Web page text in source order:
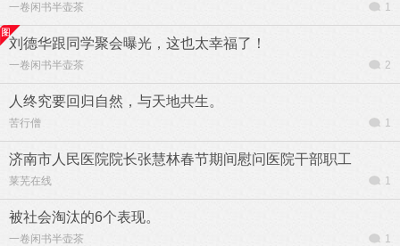
一卷闲书半壶茶 1
刘德华跟同学聚会曝光，这也太幸福了！
一卷闲书半壶茶 2
人终究要回归自然，与天地共生。
苦行僧 1
济南市人民医院院长张慧林春节期间慰问医院干部职工
莱芜在线 1
被社会淘汰的6个表现。
一卷闲书半壶茶 1